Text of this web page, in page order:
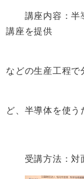
講座内容：半導
講座を提供
【作る側】
などの生産工程で
【使う側】
ど、半導体を使
とした
受講方法：対